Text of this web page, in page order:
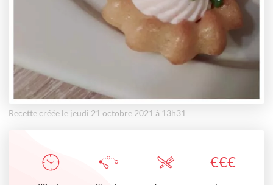
Recette créée le jeudi 21 octobre 2021 à 13h31
€€€